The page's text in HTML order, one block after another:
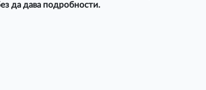
да дава подробности.